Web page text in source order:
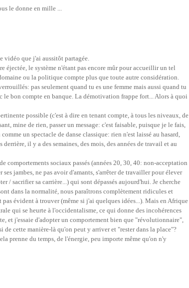
le donne en mille ...
vidéo que j'ai aussitôt partagée.
éjectée, le système n'étant pas encore mûr pour accueillir un tel
ou la politique compte plus que toute autre considération.
pas seulement quand tu es une femme mais aussi quand tu
le bon compte en banque. La démotivation frappe fort... Alors à quoi
possible (c'est à dire en tenant compte, à tous les niveaux, de
mine de rien, passer un message: c'est faisable, puisque je le fais,
un spectacle de danse classique: rien n'est laissé au hasard,
il y a des semaines, des mois, des années de travail et au
comportements sociaux passés (années 20, 30, 40: non-acceptation
jambes, ne pas avoir d'amants, s'arrêter de travailler pour élever
/ sacrifier sa carrière...) qui sont dépassés aujourd'hui. Je cherche
dans la normalité, nous paraîtrons complètement ridicules et
évident à trouver (même si j'ai quelques idées...). Mais en Afrique
qui se heurte à l'occidentalisme, ce qui donne des incohérences
et j'essaie d'adopter un comportement bien que "révolutionnaire",
de cette manière-là qu'on peut y arriver et "rester dans la place"?
prenne du temps, de l'énergie, peu importe même qu'on n'y